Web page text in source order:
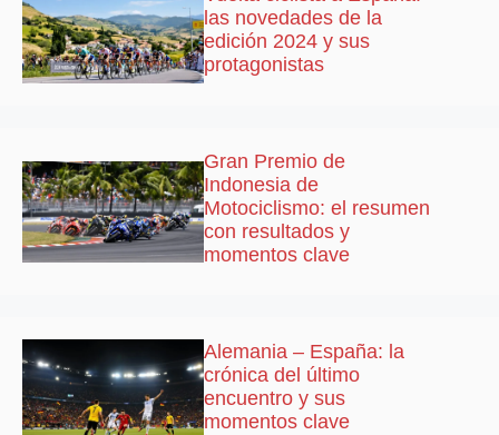
las novedades de la
edición 2024 y sus
protagonistas
Gran Premio de
Indonesia de
Motociclismo: el resumen
con resultados y
momentos clave
Alemania – España: la
crónica del último
encuentro y sus
momentos clave